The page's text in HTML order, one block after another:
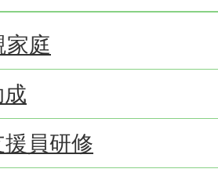
庭
員研修